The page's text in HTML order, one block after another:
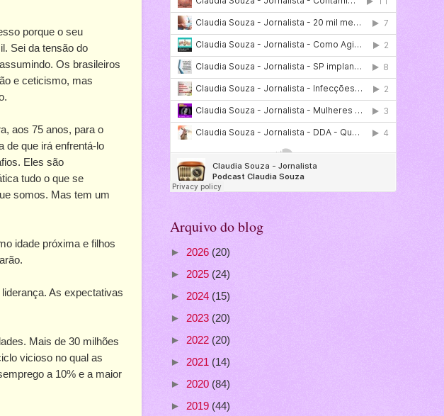
porque o seu
Sei da tensão do
Os brasileiros
e ceticismo, mas
aos 75 anos, para o
de que irá enfrentá-lo
Eles são
tudo o que se
somos. Mas tem um
idade próxima e filhos
As expectativas
Mais de 30 milhões
vicioso no qual as
a 10% e a maior
Arquivo do blog
► 2026 (20)
► 2025 (24)
► 2024 (15)
► 2023 (20)
► 2022 (20)
► 2021 (14)
► 2020 (84)
► 2019 (44)